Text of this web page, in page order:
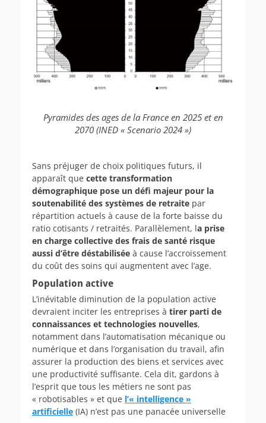
Pyramides des ages de la France en 2025 et en
2070 (INED « Scenario 2024 »)
Sans préjuger de choix politiques futurs, il
apparaît que cette transformation
démographique pose un défi majeur pour la
soutenabilité des systèmes de retraite par
répartition actuels à cause de la forte baisse du
ratio cotisants / retraités. Parallèlement, la prise
en charge collective des frais de santé risque
aussi d’être déstabilisée à cause l’accroissement
du coût des soins qui augmentent avec l’age.
Population active
L’inévitable diminution de la population active
devraient inciter les entreprises à tirer parti de
connaissances et technologies nouvelles,
notamment dans l’automatisation mécanique ou
numérique et dans l’organisation du travail, afin
assurer la production des biens et services avec
une productivité suffisante. Cela dit, gardons à
l’esprit que tous les métiers ne sont pas
« robotisables » et que l’« intelligence »
artificielle (IA) n’est pas une panacée universelle